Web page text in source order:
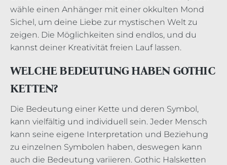
wähle einen Anhänger mit einer okkulten Mond
Sichel, um deine Liebe zur mystischen Welt zu
zeigen. Die Möglichkeiten sind endlos, und du
kannst deiner Kreativität freien Lauf lassen.
WELCHE BEDEUTUNG HABEN GOTHIC
KETTEN?
Die Bedeutung einer Kette und deren Symbol,
kann vielfältig und individuell sein. Jeder Mensch
kann seine eigene Interpretation und Beziehung
zu einzelnen Symbolen haben, deswegen kann
auch die Bedeutung variieren. Gothic Halsketten